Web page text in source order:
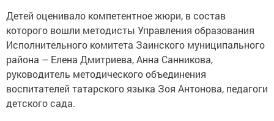
Детей оценивало компетентное жюри, в состав
которого вошли методисты Управления образования
Исполнительного комитета Заинского муниципального
района – Елена Дмитриева, Анна Санникова,
руководитель методического объединения
воспитателей татарского языка Зоя Антонова, педагоги
детского сада.